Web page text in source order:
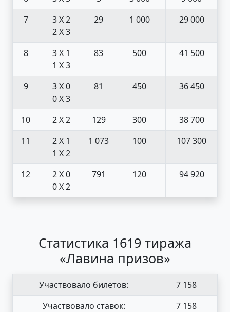
7
3 X 2
2 X 3
29 1 000 29 000
8
3 X 1
1 X 3
83 500 41 500
9
3 X 0
0 X 3
81 450 36 450
10 2 X 2 129 300
38 700
11
2 X 1
1 X 2
1 073 100 107 300
12
2 X 0
0 X 2
791 120 94 920
Статистика 1619 тиража
«Лавина призов»
Участвовало билетов:
7 158
Участвовало ставок:
7 158